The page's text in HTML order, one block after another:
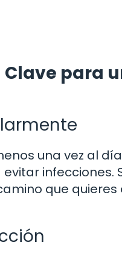
Clave para
una vez al
infecciones.
que